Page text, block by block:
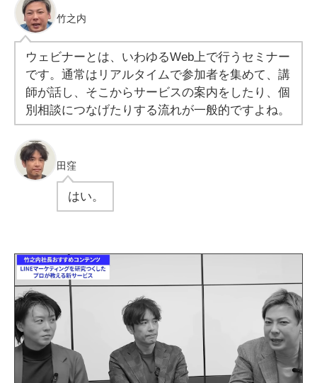
竹之内
ウェビナーとは、いわゆるWeb上で行うセミナー
です。通常はリアルタイムで参加者を集めて、講
師が話し、そこからサービスの案内をしたり、個
別相談につなげたりする流れが一般的ですよね。
田窪
はい。